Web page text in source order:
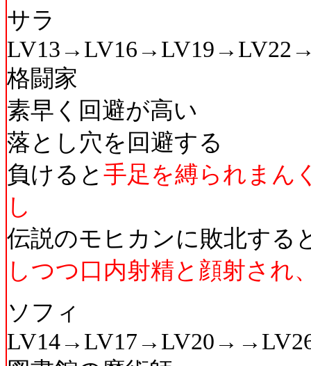
サラ
格闘家
素早く回避が高い
落とし穴を回避する
負けると 手足を縛られまん
し
伝説のモヒカンに敗北する
しつつ口内射精と顔射され
ソフィ